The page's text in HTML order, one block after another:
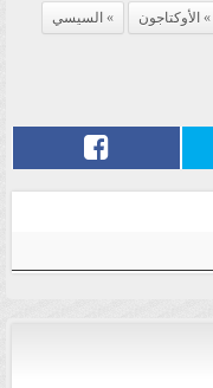
الأوكتاجون
السيسي